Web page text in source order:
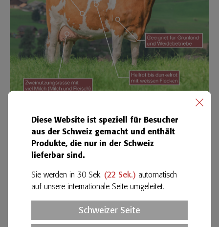
Diese Website ist speziell für Besucher
aus der Schweiz gemacht und enthält
Produkte, die nur in der Schweiz
lieferbar sind.
Sie werden in 30 Sek. (21 Sek.) automatisch
auf unsere internationale Seite umgeleitet.
Schweizer Seite